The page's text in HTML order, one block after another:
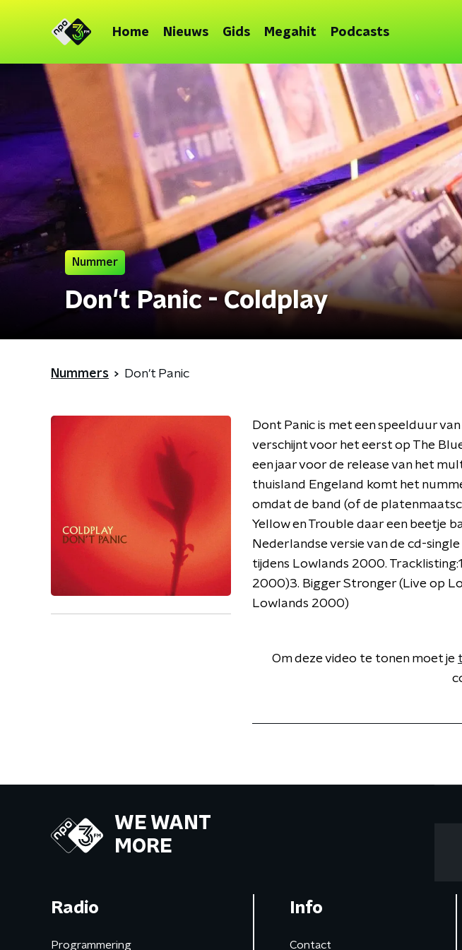
Home Nieuws Gids Megahit Podcasts
Nummer
Don't Panic - Coldplay
Nummers Don't Panic
Dont Panic is met een speelduur
verschijnt voor het eerst op The
een jaar voor de release van het
thuisland Engeland komt het
omdat de band (of de
Yellow en Trouble daar een beetje
Nederlandse versie van de cd-
tijdens Lowlands 2000.
2000)3. Bigger Stronger (Live op
Lowlands 2000)
Om deze video te tonen moet je
WE WANT
MORE
Radio
Programmering
Info
Contact